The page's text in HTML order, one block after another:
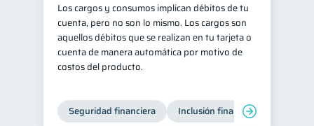
Los cargos y consumos implican débitos de tu
cuenta, pero no son lo mismo. Los cargos son
aquellos débitos que se realizan en tu tarjeta o
cuenta de manera automática por motivo de
costos del producto.
Seguridad financiera Inclusión financiera